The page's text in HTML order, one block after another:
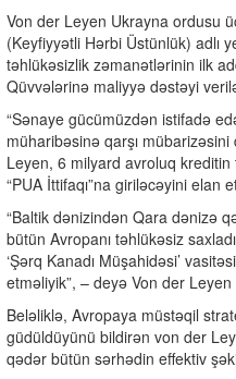
Von der Leyen Ukrayna ordusu
(Keyfiyyətli Hərbi Üstünlük) adlı
təhlükəsizlik zəmanətlərinin ilk
Qüvvələrinə maliyyə dəstəyi
“Sənaye gücümüzdən istifadə
müharibəsinə qarşı
Leyen, 6 milyard avroluq kreditin
“PUA İttifaqı”na giriləcəyini elan
“Baltik dənizindən Qara dənizə
bütün Avropanı təhlükəsiz
‘Şərq Kanadı Müşahidəsi’
etməliyik”, – deyə Von der
Beləliklə, Avropaya müstəqil
güdüldüyünü bildirən von der
qədər bütün sərhədin effektiv